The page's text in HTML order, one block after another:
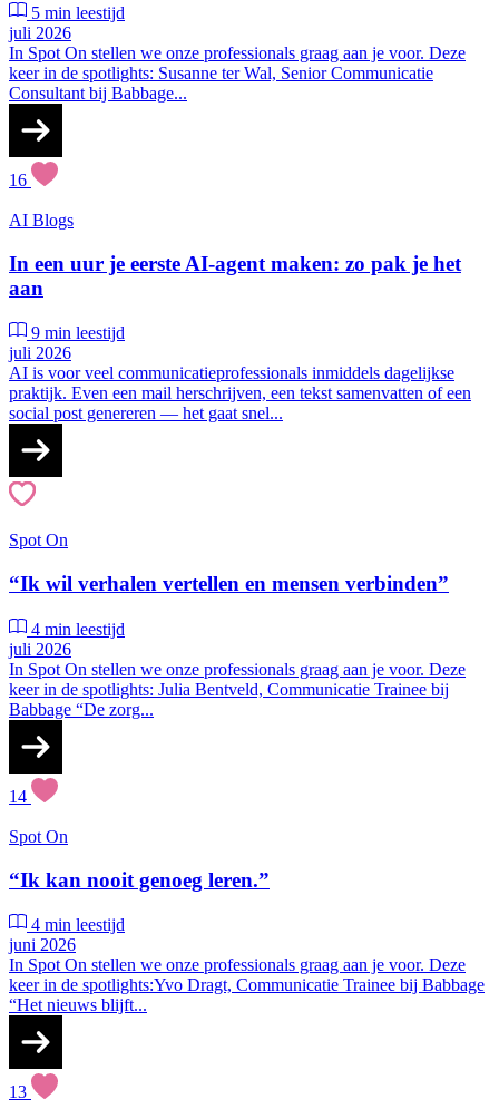
5 min leestijd
juli 2026
In Spot On stellen we onze professionals graag aan je voor. Deze
keer in de spotlights: Susanne ter Wal, Senior Communicatie
Consultant bij Babbage...
16
AI Blogs
In een uur je eerste AI-agent maken: zo pak je het
aan
9 min leestijd
juli 2026
AI is voor veel communicatieprofessionals inmiddels dagelijkse
praktijk. Even een mail herschrijven, een tekst samenvatten of een
social post genereren — het gaat snel...
Spot On
“Ik wil verhalen vertellen en mensen verbinden”
4 min leestijd
juli 2026
In Spot On stellen we onze professionals graag aan je voor. Deze
keer in de spotlights: Julia Bentveld, Communicatie Trainee bij
Babbage “De zorg...
14
Spot On
“Ik kan nooit genoeg leren.”
4 min leestijd
juni 2026
In Spot On stellen we onze professionals graag aan je voor. Deze
keer in de spotlights:Yvo Dragt, Communicatie Trainee bij Babbage
“Het nieuws blijft...
13